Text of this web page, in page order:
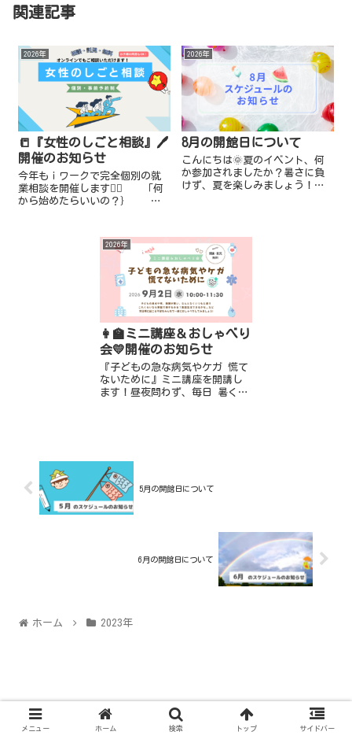
関連記事
2026年
📒『女性のしごと相談』🖊️
開催のお知らせ
今年もｉワークで完全個別の就
業相談を開催します💁‍♀️ 「何
から始めたらいいの？｝
「仕事ってどう探すの？」
2026年
8月の開館日について
こんにちは🌞夏のイベント、何
か参加されましたか？暑さに負
けず、夏を楽しみましょう！ｉ
日(水)～8月14日(金)、8月...
2026年
👩‍🏫ミニ講座＆おしゃべり
会💛開催のお知らせ
『子どもの急な病気やケガ 慌て
ないために』ミニ講座を開講し
ます！昼夜問わず、毎日 暑くて
5月の開館日について
6月の開館日について
ホーム 2023年
© 2021 飯綱町ワークセンター（通称i ワーク）.
メニュー ホーム 検索 トップ サイドバー